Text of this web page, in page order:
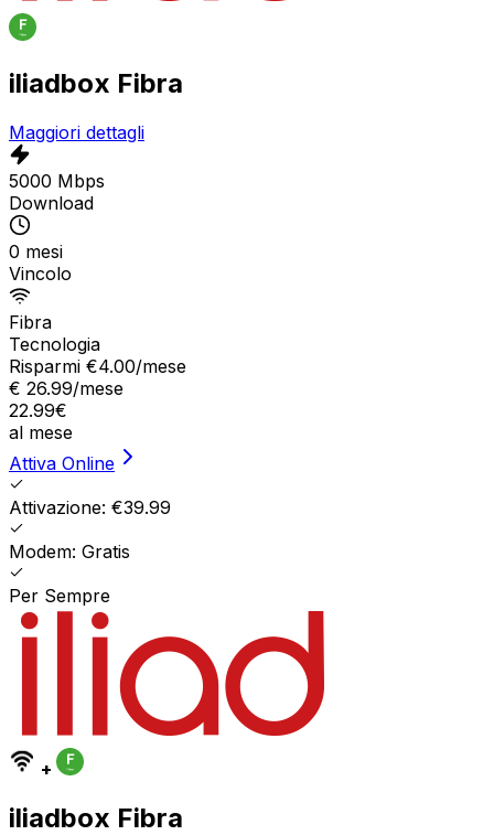
iliadbox Fibra
Maggiori dettagli
5000 Mbps
Download
0 mesi
Vincolo
Fibra
Tecnologia
Risparmi €4.00/mese
€ 26.99/mese
22.99€
al mese
Attiva Online
Attivazione: €39.99
Modem: Gratis
Per Sempre
+
iliadbox Fibra